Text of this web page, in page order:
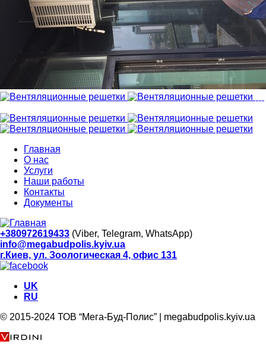
Главная
О нас
Услуги
Наши работы
Контакты
Документы
+380972619433 (Viber, Telegram, WhatsApp)
info@megabudpolis.kyiv.ua
г.Киев, ул. Зоологическая 4, офис 131
UK
RU
© 2015-2024 ТОВ “Мега-Буд-Полис” | megabudpolis.kyiv.ua